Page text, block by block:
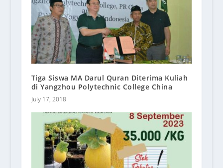
Tiga Siswa MA Darul Quran Diterima Kuliah
di Yangzhou Polytechnic College China
July 17, 2018